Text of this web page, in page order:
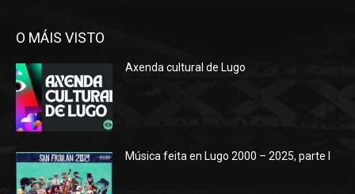
O MÁIS VISTO
Axenda cultural de Lugo
Música feita en Lugo 2000 – 2025, parte I